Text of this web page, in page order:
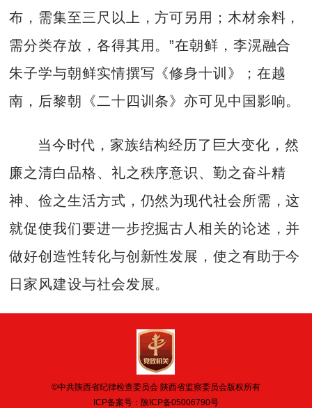
布，需集至三尺以上，方可另用；木材余料，
需分类存放，各得其用。”在朝鲜，李滉融合
朱子学与朝鲜实情撰写《修身十训》；在越
南，后黎朝《二十四训条》亦可见中国影响。
当今时代，家族结构经历了巨大变化，然
廉之清白品格、礼之秩序意识、勤之奋斗精
神、俭之生活方式，仍然为现代社会所需，这
就促使我们要进一步挖掘古人相关的论述，并
做好创造性转化与创新性发展，使之有助于今
日家风建设与社会发展。
©中共陕西省纪律检查委员会 陕西省监察委员会版权所有
ICP备案号： 陕ICP备05006790号